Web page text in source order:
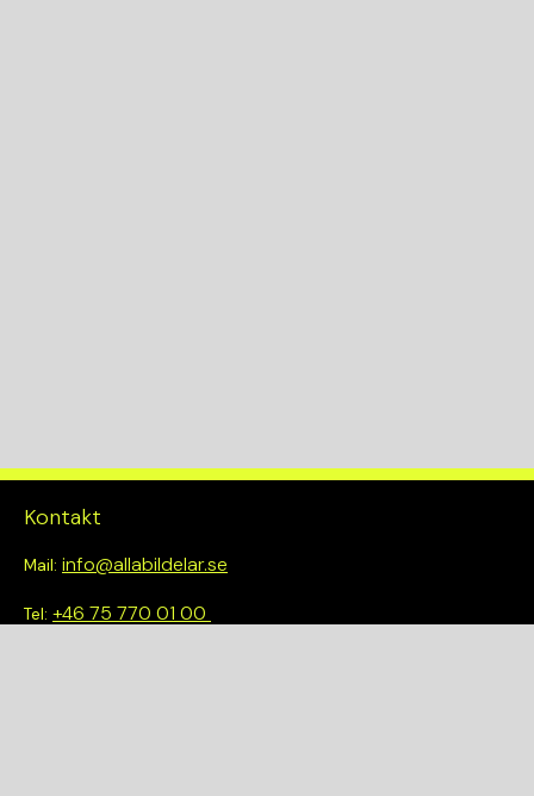
Kontakt
Mail: info@allabildelar.se
Tel: +46 75 770 01 00